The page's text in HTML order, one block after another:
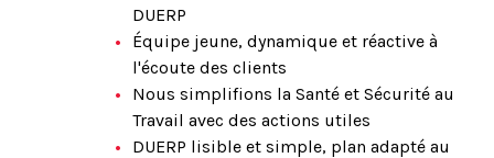
DUERP
Équipe jeune, dynamique et réactive à
l'écoute des clients
Nous simplifions la Santé et Sécurité au
Travail avec des actions utiles
DUERP lisible et simple, plan adapté au